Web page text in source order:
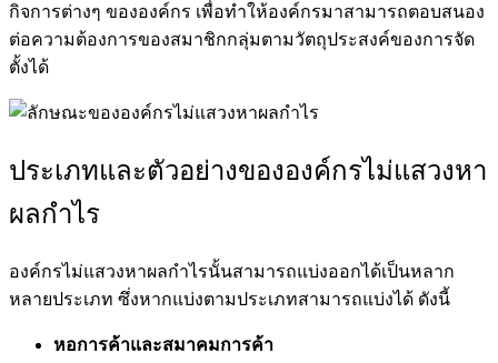
กิจการต่างๆ ขององค์กร เพื่อทำให้องค์กรมาสามารถตอบสนอง
ต่อความต้องการของสมาชิกกลุ่มตามวัตถุประสงค์ของการจัด
ตั้งได้
ประเภทและตัวอย่างขององค์กรไม่แสวงหา
ผลกำไร
องค์กรไม่แสวงหาผลกำไรนั้นสามารถแบ่งออกได้เป็นหลาก
หลายประเภท ซึ่งหากแบ่งตามประเภทสามารถแบ่งได้ ดังนี้
หอการค้าและสมาคมการค้า